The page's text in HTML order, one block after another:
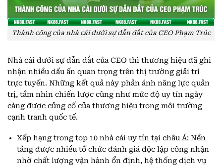
Thành công của nhà cái dưới sự dẫn dắt của CEO Phạm Trúc
Nhà cái dưới sự dẫn dắt của CEO thì thương hiệu đã ghi
nhận nhiều dấu ấn quan trọng trên thị trường giải trí
trực tuyến. Những kết quả này phản ánh năng lực quản
trị, tầm nhìn chiến lược cũng như mức độ uy tín ngày
càng được củng cố của thương hiệu trong môi trường
cạnh tranh quốc tế.
Xếp hạng trong top 10 nhà cái uy tín tại châu Á: Nền
tảng được nhiều tổ chức đánh giá độc lập công nhận
nhờ chất lượng vận hành ổn định, hệ thống dịch vụ